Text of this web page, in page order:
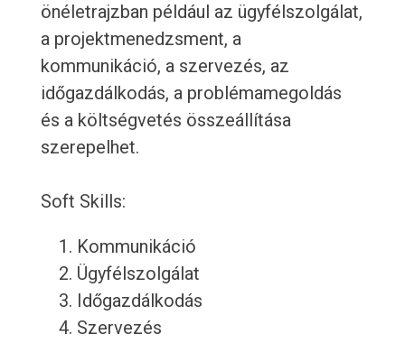
önéletrajzban például az ügyfélszolgálat,
a projektmenedzsment, a
kommunikáció, a szervezés, az
időgazdálkodás, a problémamegoldás
és a költségvetés összeállítása
szerepelhet.
Soft Skills:
Kommunikáció
Ügyfélszolgálat
Időgazdálkodás
Szervezés